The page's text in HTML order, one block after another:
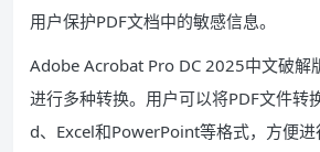
用户保护PDF文档中的敏感信息。
Adobe Acrobat Pro DC 2025中文破解
进行多种转换。用户可以将PDF文件
d、Excel和PowerPoint等格式，方便